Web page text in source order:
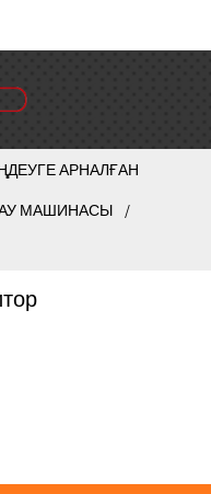
АРНАЛҒАН
МАШИНАСЫ